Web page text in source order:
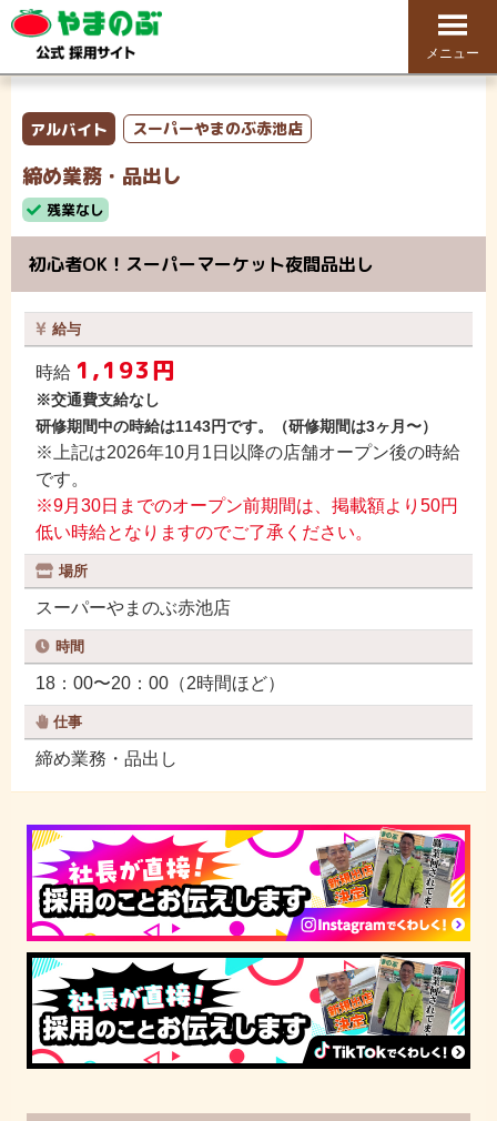
メニュー
アルバイト スーパーやまのぶ赤池店
締め業務・品出し
残業なし
初心者OK！スーパーマーケット夜間品出し
給与
時給 1,193円
※交通費支給なし
研修期間中の時給は1143円です。（研修期間は3ヶ月〜）
※上記は2026年10月1日以降の店舗オープン後の時給
です。
※9月30日までのオープン前期間は、掲載額より50円
低い時給となりますのでご了承ください。
場所
スーパーやまのぶ赤池店
時間
18：00〜20：00（2時間ほど）
仕事
締め業務・品出し